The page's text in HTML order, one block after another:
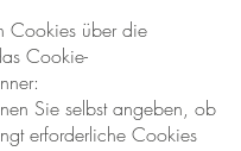
Cookies über die
Cookie-
Sie selbst angeben, ob
erforderliche Cookies